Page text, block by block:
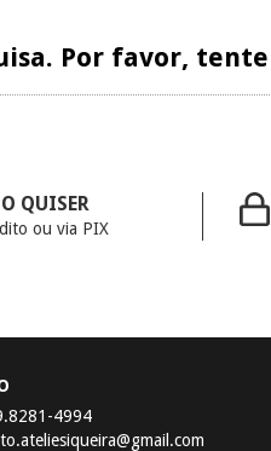
Por favor,
QUISER
ou via PIX
4994